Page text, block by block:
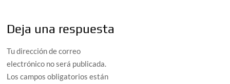
Deja una respuesta
Tu dirección de correo
electrónico no será publicada.
Los campos obligatorios están